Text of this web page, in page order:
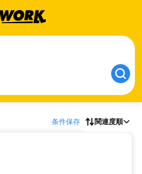
条件保存 関連度順